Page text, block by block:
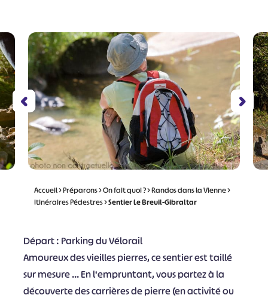
Accueil>Préparons>On fait quoi ?>Randos dans la Vienne>
Itinéraires Pédestres>Sentier Le Breuil-Gibraltar
Départ : Parking du Vélorail
Amoureux des vieilles pierres, ce sentier est taillé
sur mesure ... En l'empruntant, vous partez à la
découverte des carrières de pierre (en activité ou